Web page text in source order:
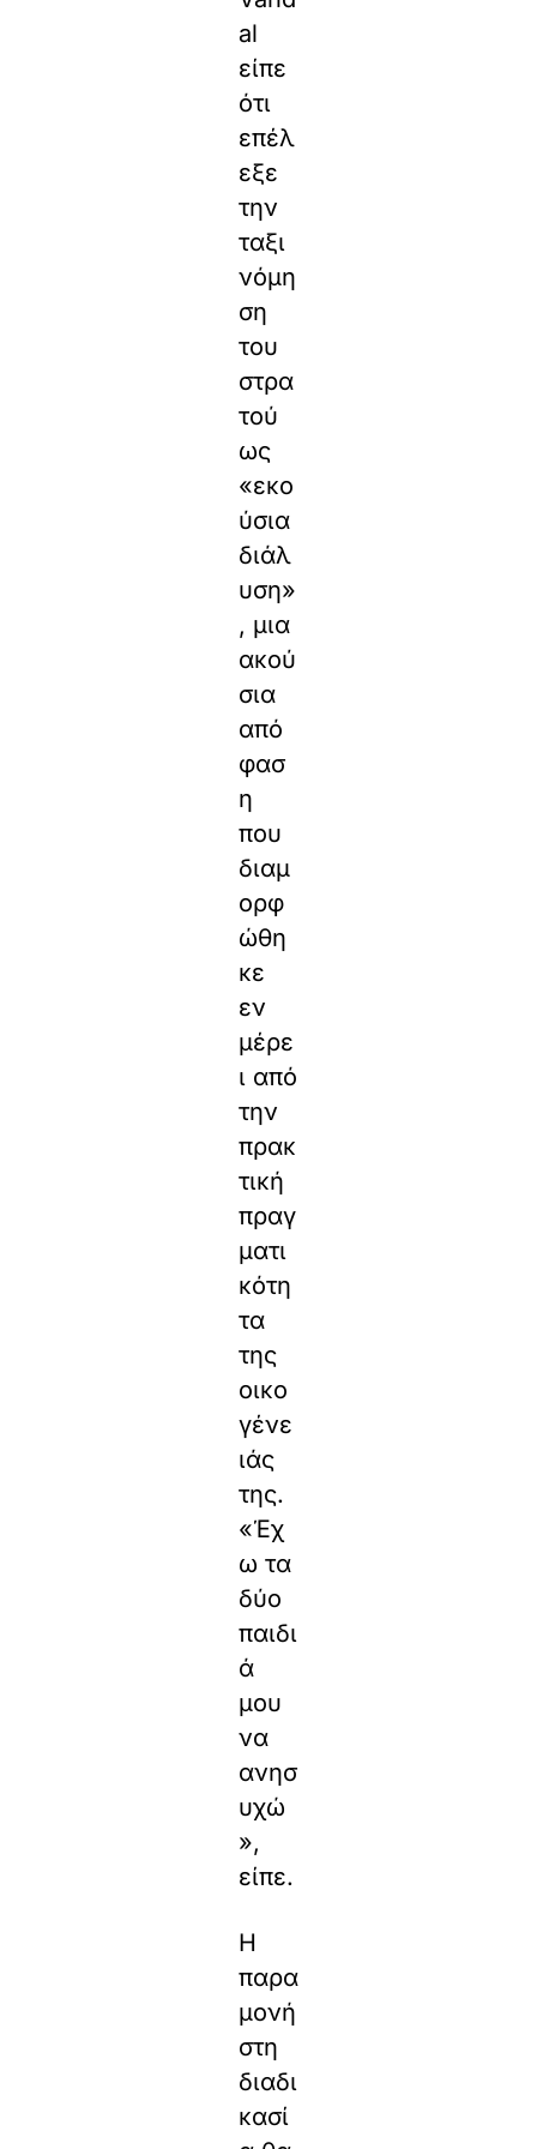
al
είπε
ότι
επέλ
εξε
την
ταξι
νόμη
ση
του
στρα
τού
ως
«εκο
ύσια
διάλ
υση»
, μια
ακού
σια
από
φασ
η
που
διαμ
ορφ
ώθη
κε
εν
μέρε
ι από
την
πρακ
τική
πραγ
ματι
κότη
τα
της
οικο
γένε
ιάς
της.
«Έχ
ω τα
δύο
παιδι
ά
μου
να
ανησ
υχώ
»,
είπε.
Η
παρα
μονή
στη
διαδι
κασί